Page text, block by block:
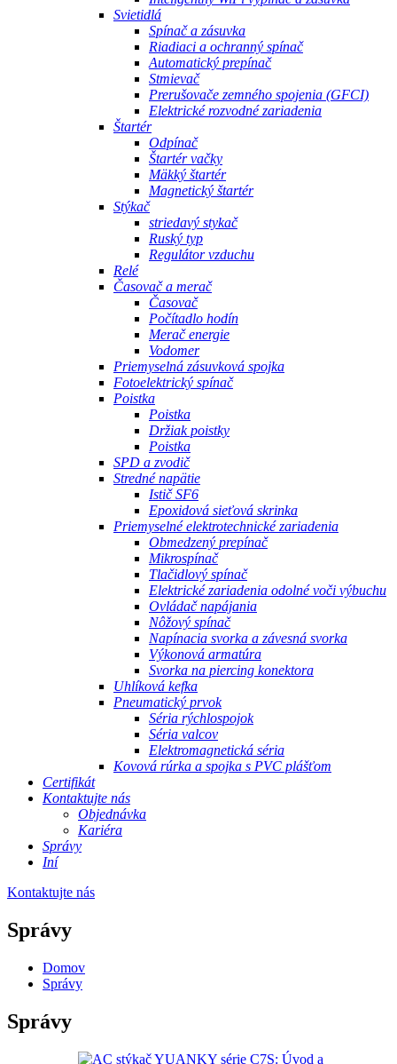
Svietidlá
Spínač a zásuvka
Riadiaci a ochranný spínač
Automatický prepínač
Stmievač
Prerušovače zemného spojenia (GFCI)
Elektrické rozvodné zariadenia
Štartér
Odpínač
Štartér vačky
Mäkký štartér
Magnetický štartér
Stýkač
striedavý stykač
Ruský typ
Regulátor vzduchu
Relé
Časovač a merač
Časovač
Počítadlo hodín
Merač energie
Vodomer
Priemyselná zásuvková spojka
Fotoelektrický spínač
Poistka
Poistka
Držiak poistky
Poistka
SPD a zvodič
Stredné napätie
Istič SF6
Epoxidová sieťová skrinka
Priemyselné elektrotechnické zariadenia
Obmedzený prepínač
Mikrospínač
Tlačidlový spínač
Elektrické zariadenia odolné voči výbuchu
Ovládač napájania
Nôžový spínač
Napínacia svorka a závesná svorka
Výkonová armatúra
Svorka na piercing konektora
Uhlíková kefka
Pneumatický prvok
Séria rýchlospojok
Séria valcov
Elektromagnetická séria
Kovová rúrka a spojka s PVC plášťom
Certifikát
Kontaktujte nás
Objednávka
Kariéra
Správy
Iní
Kontaktujte nás
Správy
Domov
Správy
Správy